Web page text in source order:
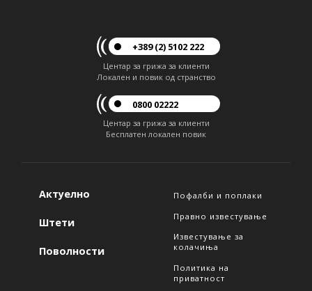
+389 (2) 5102 222
Центар за грижа за клиенти
Локален и повик од странство
0800 02222
Центар за грижа за клиенти
Бесплатен локален повик
Актуелно
Штети
Поволности
Пофалби и поплаки
Правно известување
Известување за
колачиња
Политика на
приватност